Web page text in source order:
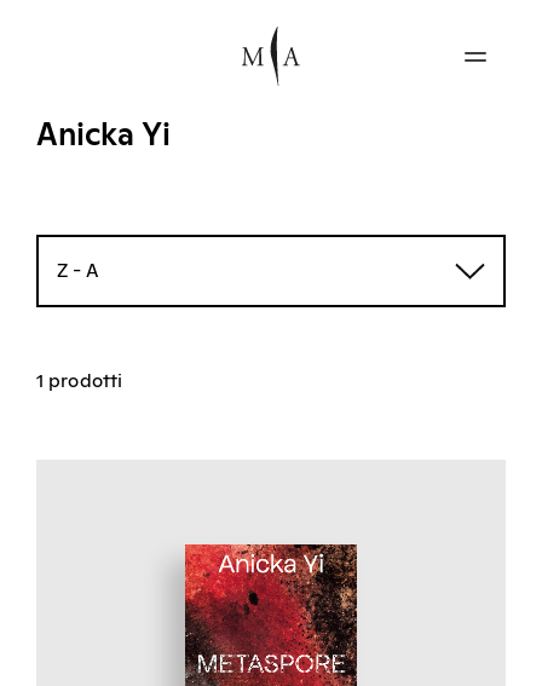
Anicka Yi
Z - A
1 prodotti